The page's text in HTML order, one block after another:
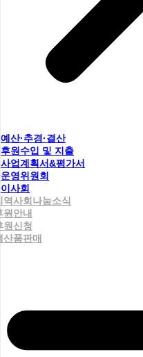
예산·추경·결산
후원수입 및 지출
사업계획서&평가서
운영위원회
이사회
역사회나눔소식
원안내
원신청
산품판매